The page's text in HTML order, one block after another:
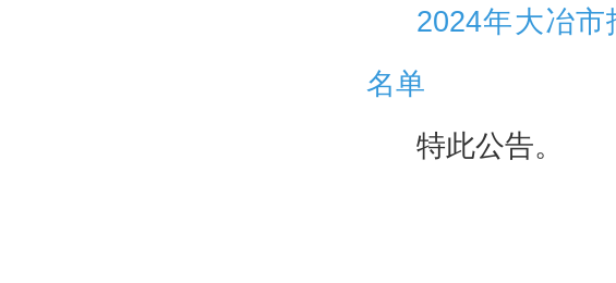
2024年大冶
名单
特此公告。